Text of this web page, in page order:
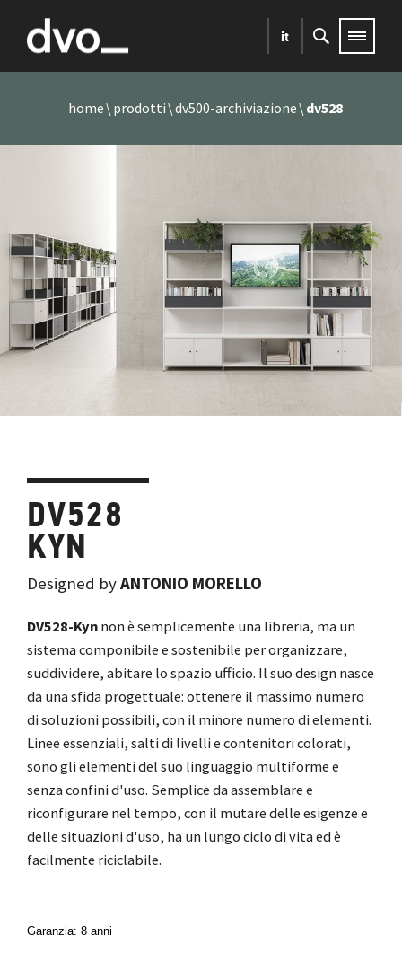
it
home prodotti dv500-archiviazione dv528
DV528
KYN
Designed byANTONIO MORELLO
DV528-Kyn non è semplicemente una libreria, ma un
sistema componibile e sostenibile per organizzare,
suddividere, abitare lo spazio ufficio. Il suo design nasce
da una sfida progettuale: ottenere il massimo numero
di soluzioni possibili, con il minore numero di elementi.
Linee essenziali, salti di livelli e contenitori colorati,
sono gli elementi del suo linguaggio multiforme e
senza confini d'uso. Semplice da assemblare e
riconfigurare nel tempo, con il mutare delle esigenze e
delle situazioni d'uso, ha un lungo ciclo di vita ed è
facilmente riciclabile.
Garanzia: 8 anni